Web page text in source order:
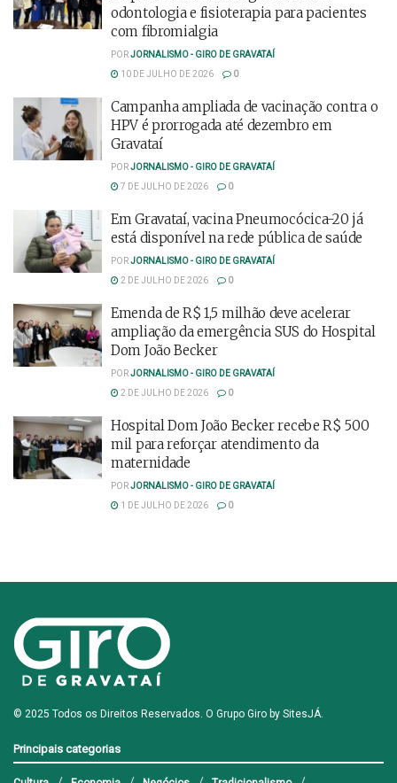
odontologia e fisioterapia para pacientes
com fibromialgia
PORJORNALISMO - GIRO DE GRAVATAÍ
10 DE JULHO DE 2026
0
Campanha ampliada de vacinação contra o
HPV é prorrogada até dezembro em
Gravataí
PORJORNALISMO - GIRO DE GRAVATAÍ
7 DE JULHO DE 2026
0
Em Gravataí, vacina Pneumocócica-20 já
está disponível na rede pública de saúde
PORJORNALISMO - GIRO DE GRAVATAÍ
2 DE JULHO DE 2026
0
Emenda de R$ 1,5 milhão deve acelerar
ampliação da emergência SUS do Hospital
Dom João Becker
PORJORNALISMO - GIRO DE GRAVATAÍ
2 DE JULHO DE 2026
0
Hospital Dom João Becker recebe R$ 500
mil para reforçar atendimento da
maternidade
PORJORNALISMO - GIRO DE GRAVATAÍ
1 DE JULHO DE 2026
0
© 2025 Todos os Direitos Reservados. O Grupo Giro by SitesJÁ
Principais categorias